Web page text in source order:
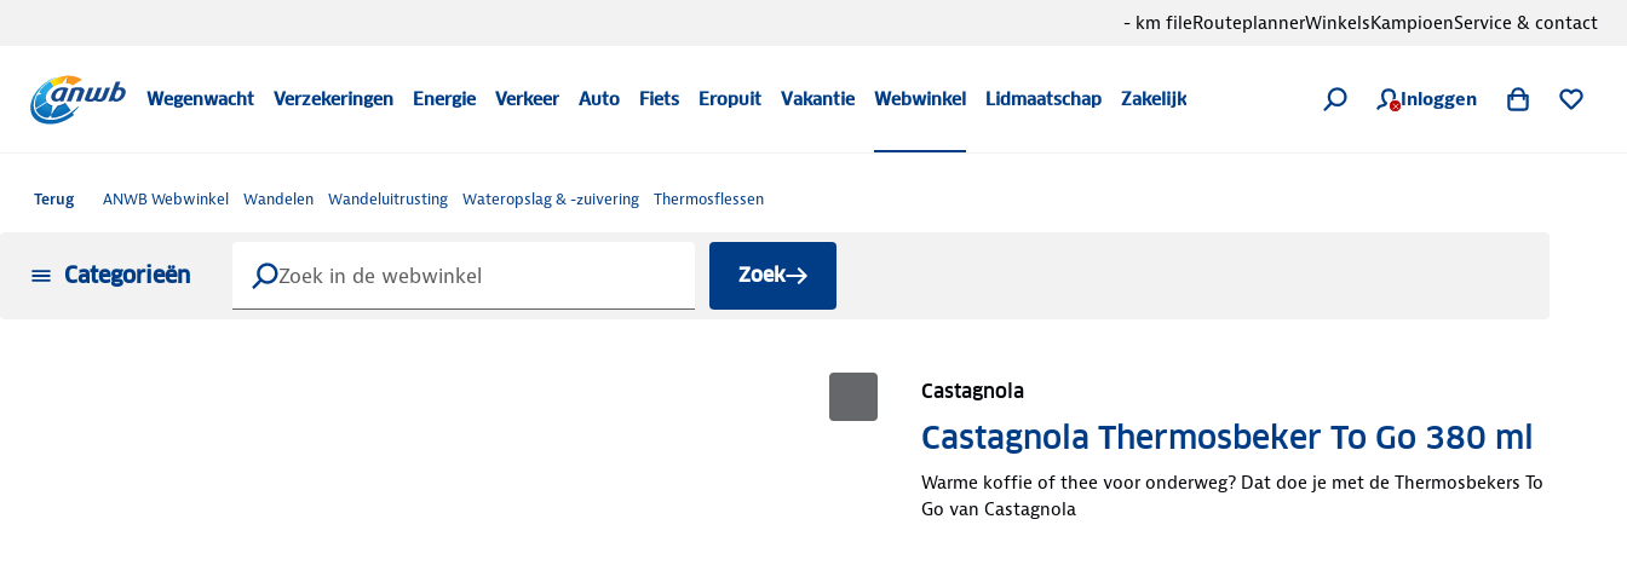
Wegenwacht Verzekeringen Energie Verkeer Auto Fiets Eropuit Vakantie Webwinkel Lidmaatschap Zakelijk Inloggen
- km fileRouteplannerWinkelsKampioenService & contact
Terug ANWB Webwinkel Wandelen Wandeluitrusting Wateropslag & -zuivering Thermosflessen
Categorieën Zoek
Castagnola
Castagnola Thermosbeker To Go 380 ml
Warme koffie of thee voor onderweg? Dat doe je met de Thermosbekers To
Go van Castagnola